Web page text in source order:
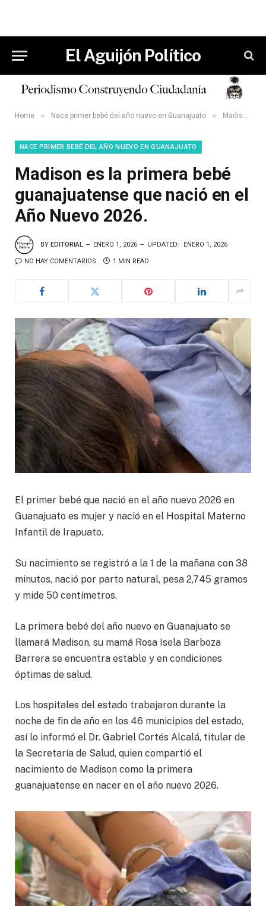
El Aguijón Político
Home » Nace primer bebé del año nuevo en Guanajuato » Madison es la primera bebé guanajuatense que nació en el Año Nuevo 2026.
NACE PRIMER BEBÉ DEL AÑO NUEVO EN GUANAJUATO
Madison es la primera bebé
guanajuatense que nació en el
Año Nuevo 2026.
BY EDITORIAL ENERO 1, 2026 UPDATED: ENERO 1, 2026
NO HAY COMENTARIOS 1 MIN READ
El primer bebé que nació en el año nuevo 2026 en
Guanajuato es mujer y nació en el Hospital Materno
Infantil de Irapuato.
Su nacimiento se registró a la 1 de la mañana con 38
minutos, nació por parto natural, pesa 2,745 gramos
y mide 50 centímetros.
La primera bebé del año nuevo en Guanajuato se
llamará Madison, su mamá Rosa Isela Barboza
Barrera se encuentra estable y en condiciones
óptimas de salud.
Los hospitales del estado trabajaron durante la
noche de fin de año en los 46 municipios del estado,
así lo informó el Dr. Gabriel Cortés Alcalá, titular de
la Secretaría de Salud, quien compartió el
nacimiento de Madison como la primera
guanajuatense en nacer en el año nuevo 2026.